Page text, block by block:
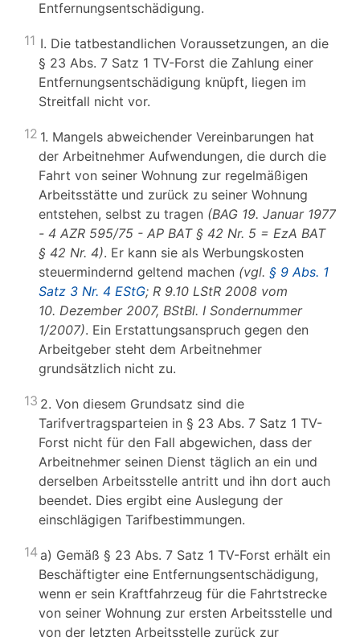
Entfernungsentschädigung.
11 I. Die tatbestandlichen Voraussetzungen, an die
§ 23 Abs. 7 Satz 1 TV-Forst die Zahlung einer
Entfernungsentschädigung knüpft, liegen im
Streitfall nicht vor.
12 1. Mangels abweichender Vereinbarungen hat
der Arbeitnehmer Aufwendungen, die durch die
Fahrt von seiner Wohnung zur regelmäßigen
Arbeitsstätte und zurück zu seiner Wohnung
entstehen, selbst zu tragen (BAG 19. Januar 1977
- 4 AZR 595/75 - AP BAT § 42 Nr. 5 = EzA BAT
§ 42 Nr. 4). Er kann sie als Werbungskosten
steuermindernd geltend machen (vgl. § 9 Abs. 1
Satz 3 Nr. 4 EStG; R 9.10 LStR 2008 vom
10. Dezember 2007, BStBl. I Sondernummer
1/2007). Ein Erstattungsanspruch gegen den
Arbeitgeber steht dem Arbeitnehmer
grundsätzlich nicht zu.
13 2. Von diesem Grundsatz sind die
Tarifvertragsparteien in § 23 Abs. 7 Satz 1 TV-
Forst nicht für den Fall abgewichen, dass der
Arbeitnehmer seinen Dienst täglich an ein und
derselben Arbeitsstelle antritt und ihn dort auch
beendet. Dies ergibt eine Auslegung der
einschlägigen Tarifbestimmungen.
14 a) Gemäß § 23 Abs. 7 Satz 1 TV-Forst erhält ein
Beschäftigter eine Entfernungsentschädigung,
wenn er sein Kraftfahrzeug für die Fahrtstrecke
von seiner Wohnung zur ersten Arbeitsstelle und
von der letzten Arbeitsstelle zurück zur